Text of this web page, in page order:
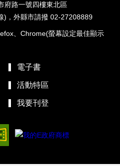
府路一號四樓東北區
)，外縣市請撥 02-27208889
、Chrome(螢幕設定最佳顯示
電子書
活動特區
我要刊登